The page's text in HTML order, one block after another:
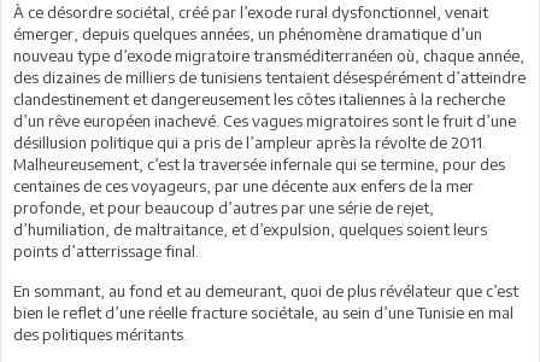
À ce désordre sociétal, créé par l’exode rural dysfonctionnel, venait
émerger, depuis quelques années, un phénomène dramatique d’un
nouveau type d’exode migratoire transméditerranéen où, chaque année,
des dizaines de milliers de tunisiens tentaient désespérément d’atteindre
clandestinement et dangereusement les côtes italiennes à la recherche
d’un rêve européen inachevé. Ces vagues migratoires sont le fruit d’une
désillusion politique qui a pris de l’ampleur après la révolte de 2011.
Malheureusement, c’est la traversée infernale qui se termine, pour des
centaines de ces voyageurs, par une décente aux enfers de la mer
profonde, et pour beaucoup d’autres par une série de rejet,
d’humiliation, de maltraitance, et d’expulsion, quelques soient leurs
points d’atterrissage final.
En sommant, au fond et au demeurant, quoi de plus révélateur que c’est
bien le reflet d’une réelle fracture sociétale, au sein d’une Tunisie en mal
des politiques méritants.